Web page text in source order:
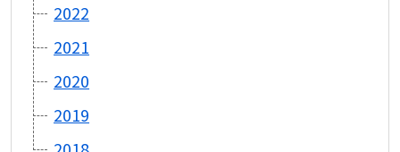
2022
2021
2020
2019